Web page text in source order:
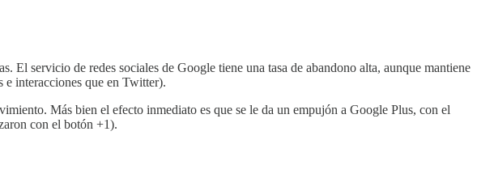
servicio de redes sociales de Google tiene una tasa de abandono alta, aunque mantiene
e interacciones que en Twitter).
Más bien el efecto inmediato es que se le da un empujón a Google Plus, con el
con el botón +1).